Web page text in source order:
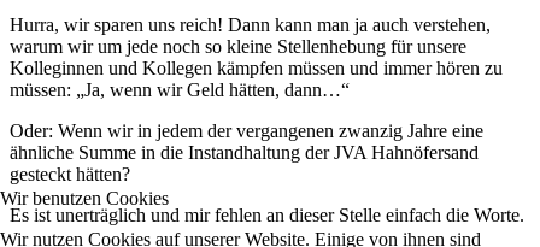
Hurra, wir sparen uns reich! Dann kann man ja auch verstehen,
warum wir um jede noch so kleine Stellenhebung für unsere
Kolleginnen und Kollegen kämpfen müssen und immer hören zu
müssen: „Ja, wenn wir Geld hätten, dann…“
Oder: Wenn wir in jedem der vergangenen zwanzig Jahre eine
ähnliche Summe in die Instandhaltung der JVA Hahnöfersand
gesteckt hätten?
Es ist unerträglich und mir fehlen an dieser Stelle einfach die Worte.
Wir benutzen Cookies
Wir nutzen Cookies auf unserer Website. Einige von ihnen sind